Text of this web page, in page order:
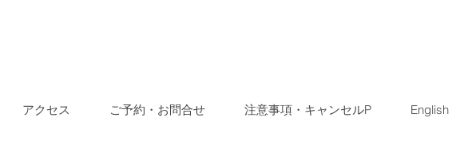
アクセス ご予約・お問合せ 注意事項・キャンセルP English